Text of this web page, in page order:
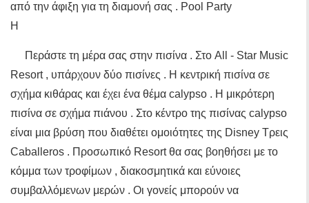
από την άφιξη για τη διαμονή σας . Pool Party
Η
Περάστε τη μέρα σας στην πισίνα . Στο All - Star Music
Resort , υπάρχουν δύο πισίνες . Η κεντρική πισίνα σε
σχήμα κιθάρας και έχει ένα θέμα calypso . Η μικρότερη
πισίνα σε σχήμα πιάνου . Στο κέντρο της πισίνας calypso
είναι μια βρύση που διαθέτει ομοιότητες της Disney Τρεις
Caballeros . Προσωπικό Resort θα σας βοηθήσει με το
κόμμα των τροφίμων , διακοσμητικά και εύνοιες
συμβαλλόμενων μερών . Οι γονείς μπορούν να